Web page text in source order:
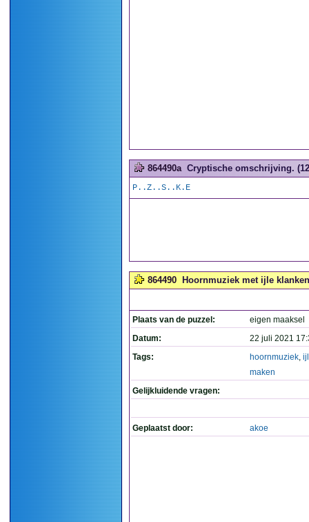
864490a Cryptische omschrijving.
P..Z..S..K.E
864490 Hoornmuziek met ijle
Plaats van de puzzel:
eigen maaksel
Datum:
22 juli 2021
Tags:
hoornmuziek,
maken
Gelijkluidende vragen:
Geplaatst door: akoe